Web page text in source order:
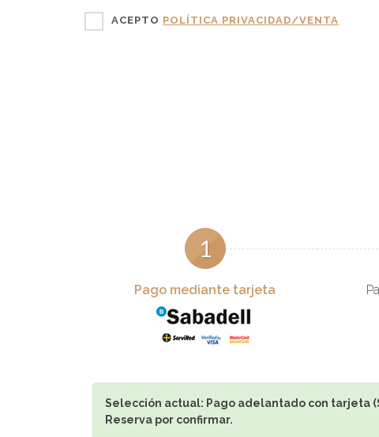
ACEPTO POLÍTICA PRIVACIDAD/VENTA
1
Pago mediante tarjeta
Selección actual: Pago adelantado con tarjeta
Reserva por confirmar.